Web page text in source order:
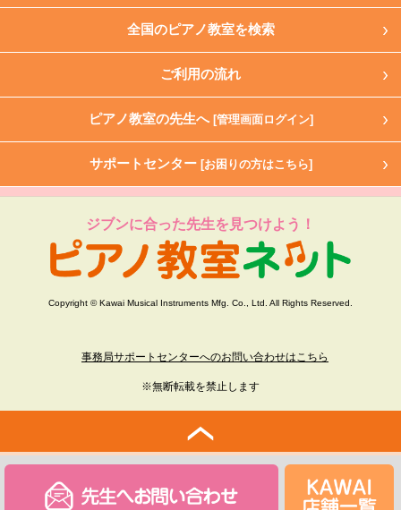
全国のピアノ教室を検索
ご利用の流れ
ピアノ教室の先生へ [管理画面ログイン]
サポートセンター [お困りの方はこちら]
ジブンに合った先生を見つけよう！
Copyright © Kawai Musical Instruments Mfg. Co., Ltd. All Rights Reserved.
事務局サポートセンターへのお問い合わせはこちら
※無断転載を禁止します